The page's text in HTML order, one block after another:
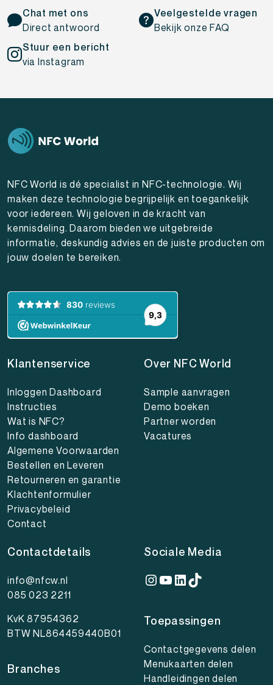
Chat met ons
Direct antwoord
Veelgestelde vragen
Bekijk onze FAQ
Stuur een bericht
via Instagram
NFC World is dé specialist in NFC-technologie. Wij
maken deze technologie begrijpelijk en toegankelijk
voor iedereen. Wij geloven in de kracht van
kennisdeling. Daarom bieden we uitgebreide
informatie, deskundig advies en de juiste producten om
jouw doelen te bereiken.
Klantenservice
Inloggen Dashboard
Instructies
Wat is NFC?
Info dashboard
Algemene Voorwaarden
Bestellen en Leveren
Retourneren en garantie
Klachtenformulier
Privacybeleid
Contact
Over NFC World
Sample aanvragen
Demo boeken
Partner worden
Vacatures
Contactdetails
info@nfcw.nl
085 023 2211
KvK 87954362
BTW NL864459440B01
Branches
Sociale Media
Instagram
YouTube
LinkedIn
TikTok
Toepassingen
Contactgegevens delen
Menukaarten delen
Handleidingen delen